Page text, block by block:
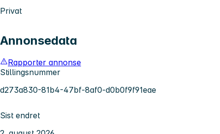
Privat
Annonsedata
Rapporter annonse
Stillingsnummer
d273a830-81b4-47bf-8af0-d0b0f9f91eae
Sist endret